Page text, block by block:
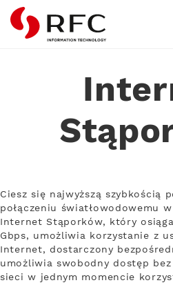
RFC
Ciesz się najwyższą szybkością
połączeniu światłowodowemu
Internet Stąporków, który
Gbps, umożliwia korzystanie z
Internet, dostarczony
umożliwia swobodny dostęp
sieci w jednym momencie